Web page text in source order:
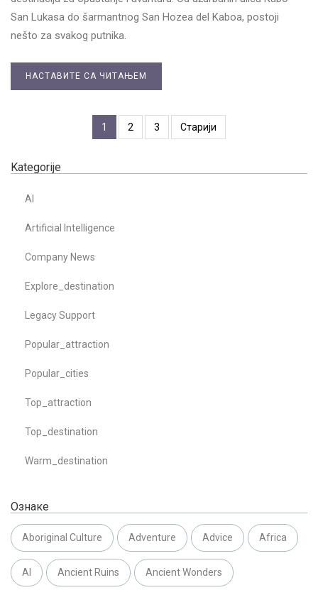
San Lukasa do šarmantnog San Hozea del Kaboa, postoji
nešto za svakog putnika.
НАСТАВИТЕ СА ЧИТАЊЕМ
1 2 3 Старији
Kategorije
AI
Artificial Intelligence
Company News
Explore_destination
Legacy Support
Popular_attraction
Popular_cities
Top_attraction
Top_destination
Warm_destination
Ознаке
Aboriginal Culture Adventure Advice Africa
AI Ancient Ruins Ancient Wonders